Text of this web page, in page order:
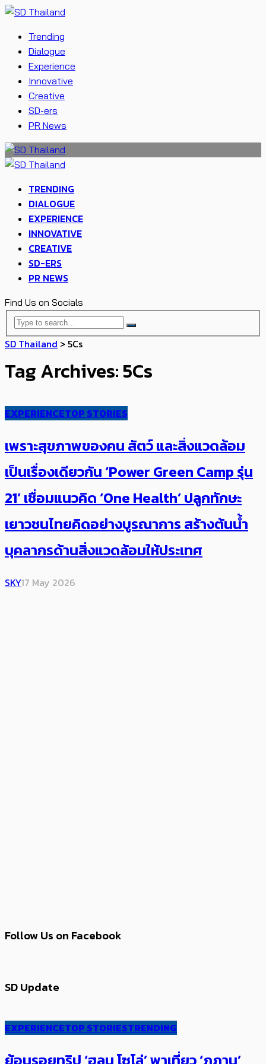
Trending
Dialogue
Experience
Innovative
Creative
SD-ers
PR News
TRENDING
DIALOGUE
EXPERIENCE
INNOVATIVE
CREATIVE
SD-ERS
PR NEWS
Find Us on Socials
SD Thailand > 5Cs
Tag Archives: 5Cs
EXPERIENCETOP STORIES
เพราะสุขภาพของคน สัตว์ และสิ่งแวดล้อม
เป็นเรื่องเดียวกัน ‘Power Green Camp รุ่น
21’ เชื่อม​แนวคิด ‘One Health’ ปลูกทักษะ​
เยาวชนไทยคิดอย่างบูรณาการ สร้างต้นน้ำ
บุคลากรด้านสิ่งแวดล้อมให้ประเทศ
SKY17 May 2026
Follow Us on Facebook
SD Update
EXPERIENCETOP STORIESTRENDING